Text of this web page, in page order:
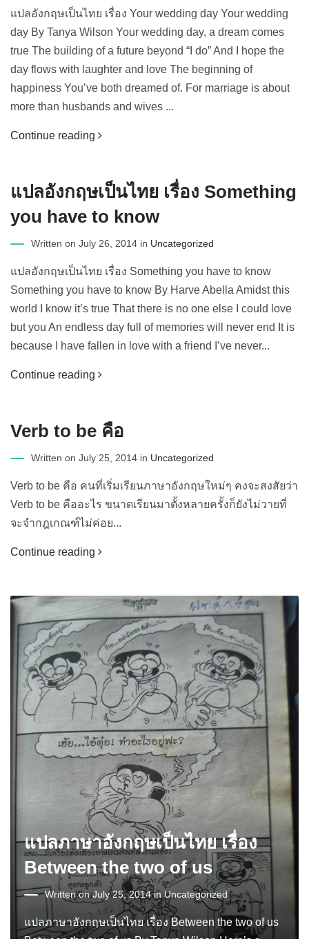
แปลอังกฤษเป็นไทย เรื่อง Your wedding day Your wedding
day By Tanya Wilson Your wedding day, a dream comes
true The building of a future beyond “I do” And I hope the
day flows with laughter and love The beginning of
happiness You’ve both dreamed of. For marriage is about
more than husbands and wives ...
Continue reading
แปลอังกฤษเป็นไทย เรื่อง Something
you have to know
Written on July 26, 2014 in Uncategorized
แปลอังกฤษเป็นไทย เรื่อง Something you have to know
Something you have to know By Harve Abella Amidst this
world I know it’s true That there is no one else I could love
but you An endless day full of memories will never end It is
because I have fallen in love with a friend I’ve never...
Continue reading
Verb to be คือ
Written on July 25, 2014 in Uncategorized
Verb to be คือ คนที่เริ่มเรียนภาษาอังกฤษใหม่ๆ คงจะสงสัยว่า
Verb to be คืออะไร ขนาดเรียนมาตั้งหลายครั้งก็ยังไม่วายที่
จะจำกฎเกณฑ์ไม่ค่อย...
Continue reading
แปลภาษาอังกฤษเป็นไทย เรื่อง
Between the two of us
Written on July 25, 2014 inUncategorized
แปลภาษาอังกฤษเป็นไทย เรื่อง Between the two of us